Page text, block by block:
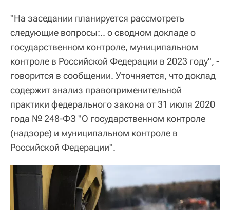
"На заседании планируется рассмотреть
следующие вопросы:.. о сводном докладе о
государственном контроле, муниципальном
контроле в Российской Федерации в 2023 году", -
говорится в сообщении. Уточняется, что доклад
содержит анализ правоприменительной
практики федерального закона от 31 июля 2020
года № 248-ФЗ "О государственном контроле
(надзоре) и муниципальном контроле в
Российской Федерации".